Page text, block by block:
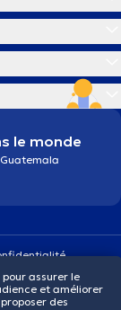
le monde
Guatemala
assurer le
et améliorer
des